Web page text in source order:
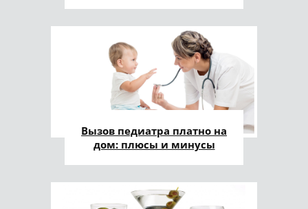
Вызов педиатра платно на
дом: плюсы и минусы